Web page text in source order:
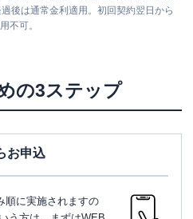
後は通常金利適用。初回契約翌日から
不可。
の3ステップ
お申込
順に実施されますの